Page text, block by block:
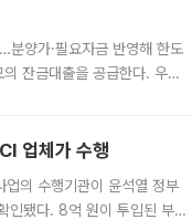
양가·필요자금 반영해 한도
잔금대출을 공급한다. 우리
업체가 수행
의 수행기관이 윤석열 정부
인됐다. 8억 원이 투입된 부산